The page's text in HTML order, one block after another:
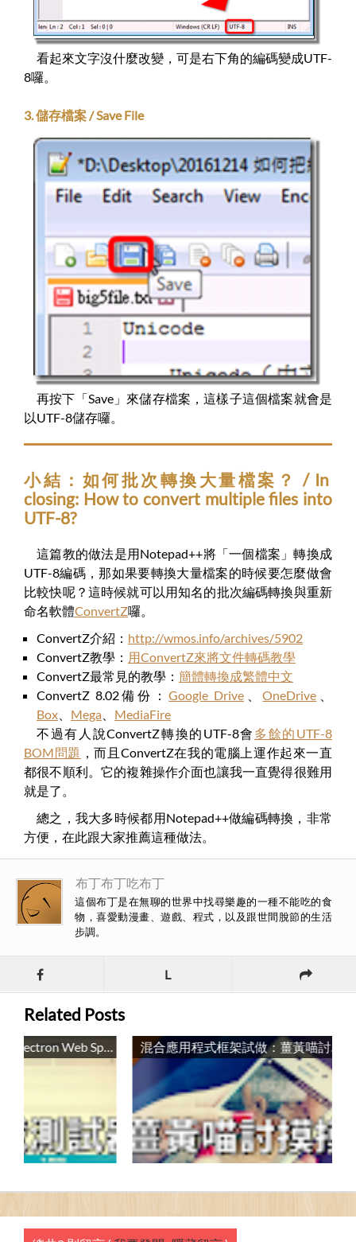
看起來文字沒什麼改變，可是右下角的編碼變成UTF-
8囉。
3. 儲存檔案 / Save File
再按下「Save」來儲存檔案，這樣子這個檔案就會是
以UTF-8儲存囉。
小結：如何批次轉換大量檔案？ / In
closing: How to convert multiple files into
UTF-8?
這篇教的做法是用Notepad++將「一個檔案」轉換成
UTF-8編碼，那如果要轉換大量檔案的時候要怎麼做會
比較快呢？這時候就可以用知名的批次編碼轉換與重新
命名軟體ConvertZ囉。
ConvertZ介紹： http://wmos.info/archives/5902
ConvertZ教學： 用ConvertZ來將文件轉碼教學
ConvertZ最常見的教學： 簡體轉換成繁體中文
ConvertZ 8.02備份：Google Drive 、OneDrive
Box
Mega
MediaFire
不過有人說ConvertZ轉換的UTF-8會 多餘的UTF-8
BOM問題 ，而且ConvertZ在我的電腦上運作起來一直
都很不順利。它的複雜操作介面也讓我一直覺得很難用
就是了。
總之，我大多時候都用Notepad++做編碼轉換，非常
方便，在此跟大家推薦這種做法。
布丁布丁吃布丁
這個布丁是在無聊的世界中找尋樂趣的一種不能吃的食
物，喜愛動漫畫、遊戲、程式，以及跟世間脫節的生活
步調。
L
Related Posts
網站負載測試器：Electron Web Speed Testing / Test Website Performance: Electron Web Speed Testing 混合應用程式框架試做：薑黃喵討摸摸 / Hyper APP Framework: Ginger Cat Touch